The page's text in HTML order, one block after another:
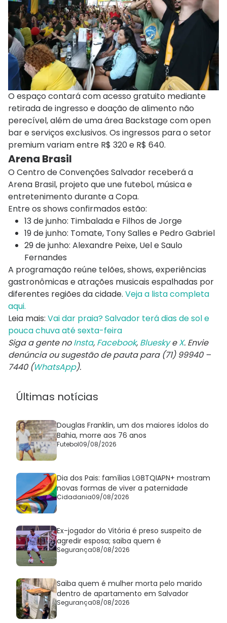
O espaço contará com acesso gratuito mediante
retirada de ingresso e doação de alimento não
perecível, além de uma área Backstage com open
bar e serviços exclusivos. Os ingressos para o setor
premium variam entre R$ 320 e R$ 640.
Arena Brasil
O Centro de Convenções Salvador receberá a
Arena Brasil, projeto que une futebol, música e
entretenimento durante a Copa.
Entre os shows confirmados estão:
13 de junho: Timbaladae Filhos de Jorge
19 de junho: Tomate, Tony Salles e Pedro Gabriel
29 de junho: Alexandre Peixe, Uel e Saulo
Fernandes
A programação reúne telões, shows, experiências
gastronômicas e atrações musicais espalhadas por
diferentes regiões da cidade. Veja a lista completa
aqui.
Leia mais: Vai dar praia? Salvador terá dias de sol e
pouca chuva até sexta-feira
Siga a gente noInsta, Facebook, BlueskyeX. Envie
denúncia ou sugestão de pauta para (71) 99940 –
7440 (WhatsApp).
Últimas notícias
Douglas Franklin, um dos maiores ídolos do
Bahia, morre aos 76 anos
Futebol09/08/2026
Dia dos Pais: famílias LGBTQIAPN+ mostram
novas formas de viver a paternidade
Cidadania09/08/2026
Ex-jogador do Vitória é preso suspeito de
agredir esposa; saiba quem é
Segurança08/08/2026
Saiba quem é mulher morta pelo marido
dentro de apartamento em Salvador
Segurança08/08/2026